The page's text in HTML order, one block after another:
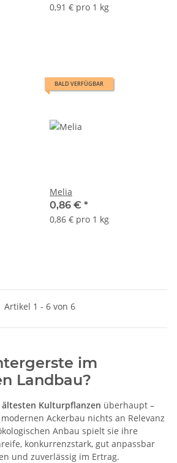
0,91 € pro 1 kg
BALD VERFÜGBAR
Melia
0,86 € *
0,86 € pro 1 kg
Artikel 1 - 6 von 6
im
Landbau?
ältesten Kulturpflanzen überhaupt –
Ackerbau nichts an Relevanz
Anbau spielt sie ihre
konkurrenzstark, gut anpassbar
und zuverlässig im Ertrag.